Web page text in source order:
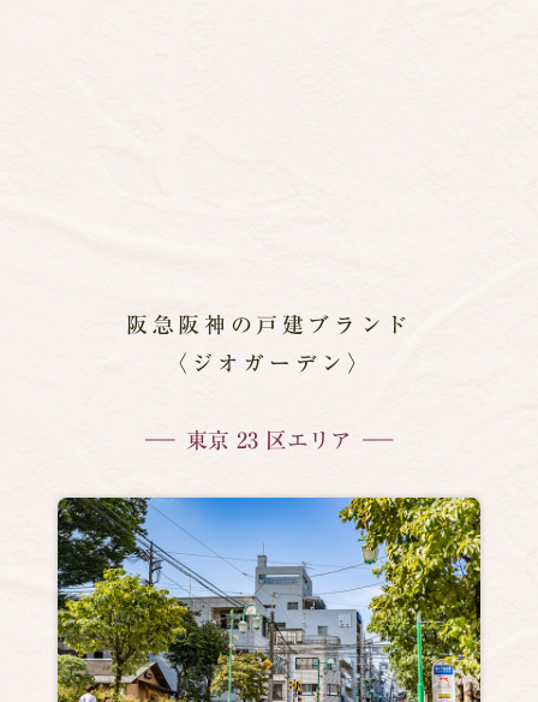
阪急阪神の戸建ブランド
〈ジオガーデン〉
東京 23 区エリア